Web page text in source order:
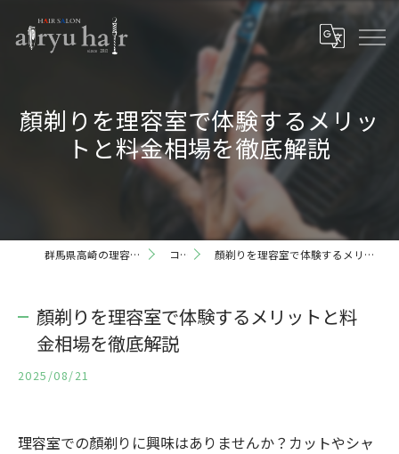
顏剃りを理容室で体験するメリッ
トと料金相場を徹底解説
群馬県高崎の理容室ならairyu hair コラム 顏剃りを理容室で体験するメリットと料金相場を徹底解説
顏剃りを理容室で体験するメリットと料
金相場を徹底解説
2025/08/21
理容室での顏剃りに興味はありませんか？カットやシャ